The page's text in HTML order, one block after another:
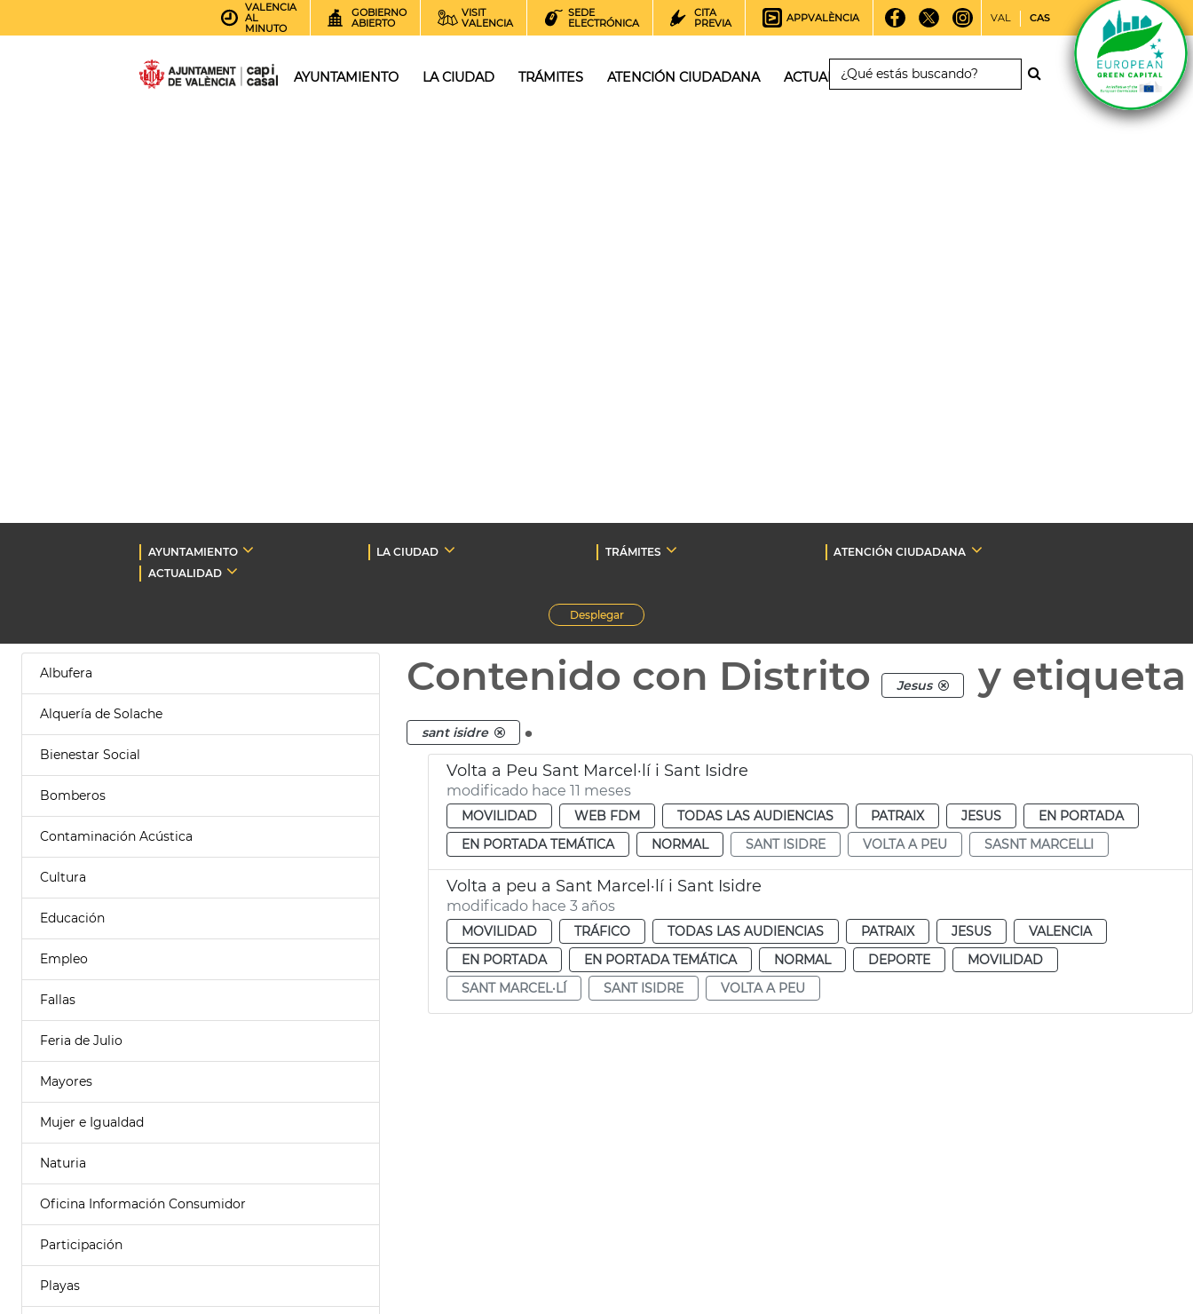
VALENCIA
AL
MINUTO
GOBIERNO
ABIERTO
VISIT
VALENCIA
SEDE
ELECTRÓNICA
CITA
PREVIA
APPVALÈNCIA VAL CAS
AYUNTAMIENTO LA CIUDAD TRÁMITES ATENCIÓN CIUDADANA ACTUALIDAD
AYUNTAMIENTO LA CIUDAD TRÁMITES
ATENCIÓN CIUDADANA
ACTUALIDAD
Desplegar
Albufera
Alquería de Solache
Bienestar Social
Bomberos
Contaminación Acústica
Cultura
Educación
Empleo
Fallas
Feria de Julio
Mayores
Mujer e Igualdad
Naturia
Oficina Información Consumidor
Participación
Playas
Contenido con Distrito Jesus y etiqueta
sant isidre .
Volta a Peu Sant Marcel·lí i Sant Isidre
modificado hace 11 meses
MOVILIDAD WEB FDM TODAS LAS AUDIENCIAS PATRAIX JESUS
EN PORTADA
EN PORTADA TEMÁTICA
NORMAL SANT ISIDRE VOLTA A PEU SASNT MARCELLI
Volta a peu a Sant Marcel·lí i Sant Isidre
modificado hace 3 años
MOVILIDAD TRÁFICO TODAS LAS AUDIENCIAS PATRAIX JESUS
VALENCIA
EN PORTADA
EN PORTADA TEMÁTICA NORMAL DEPORTE
MOVILIDAD
SANT MARCEL·LÍ
SANT ISIDRE VOLTA A PEU